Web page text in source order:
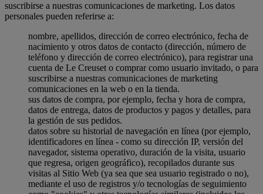
suscribirse a nuestras comunicaciones de marketing. Los datos
personales pueden referirse a:
nombre, apellidos, dirección de correo electrónico, fecha de
nacimiento y otros datos de contacto (dirección, número de
teléfono y dirección de correo electrónico), para registrar una
cuenta de Le Creuset o comprar como usuario invitado, o para
suscribirse a nuestras comunicaciones de marketing
comunicaciones en la web o en la tienda.
sus datos de compra, por ejemplo, fecha y hora de compra,
datos de entrega, datos de productos y pagos y detalles, para
la gestión de sus pedidos.
datos sobre su historial de navegación en línea (por ejemplo,
identificadores en línea - como su dirección IP, versión del
navegador, sistema operativo, duración de la visita, usuario
que regresa, origen geográfico), recopilados durante sus
visitas al Sitio Web (ya sea que sea usuario registrado o no),
mediante el uso de registros y/o tecnologías de seguimiento